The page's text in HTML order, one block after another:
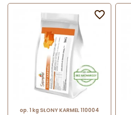
op. 1 kg SŁONY KARMEL 110004
